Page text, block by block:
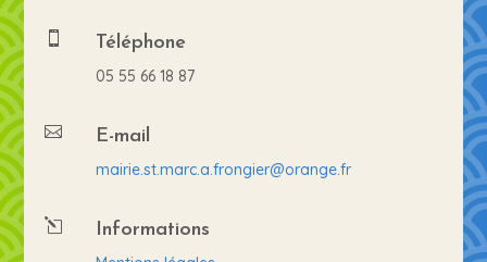
 Téléphone
05 55 66 18 87
 E-mail
mairie.st.marc.a.frongier@orange.fr
l Informations